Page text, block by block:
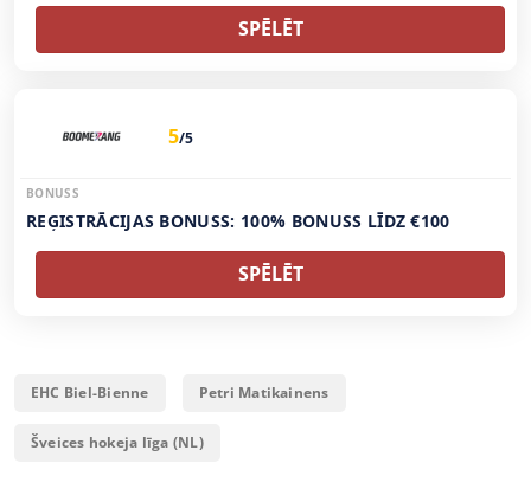
SPĒLĒT
5/5
BONUSS
REĢISTRĀCIJAS BONUSS: 100% BONUSS LĪDZ €100
SPĒLĒT
EHC Biel-Bienne Petri Matikainens
Šveices hokeja līga (NL)